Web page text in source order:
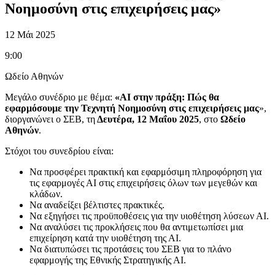
Νοημοσύνη στις επιχειρήσεις μας»
12 Μάι 2025
9:00
Ωδείο Αθηνών
Μεγάλο συνέδριο με θέμα: «AI στην πράξη: Πώς θα
εφαρμόσουμε την Τεχνητή Νοημοσύνη στις επιχειρήσεις μας»,
διοργανώνει ο ΣΕΒ, τηΔευτέρα, 12 Μαΐου 2025, στο Ωδείο
Αθηνών.
Στόχοι του συνεδρίου είναι:
Να προσφέρει πρακτική και εφαρμόσιμη πληροφόρηση για
τις εφαρμογές ΑΙ στις επιχειρήσεις όλων των μεγεθών και
κλάδων.
Να αναδείξει βέλτιστες πρακτικές.
Να εξηγήσει τις προϋποθέσεις για την υιοθέτηση λύσεων ΑΙ.
Να αναλύσει τις προκλήσεις που θα αντιμετωπίσει μια
επιχείρηση κατά την υιοθέτηση της ΑΙ.
Να διατυπώσει τις προτάσεις του ΣΕΒ για το πλάνο
εφαρμογής της Εθνικής Στρατηγικής ΑΙ.